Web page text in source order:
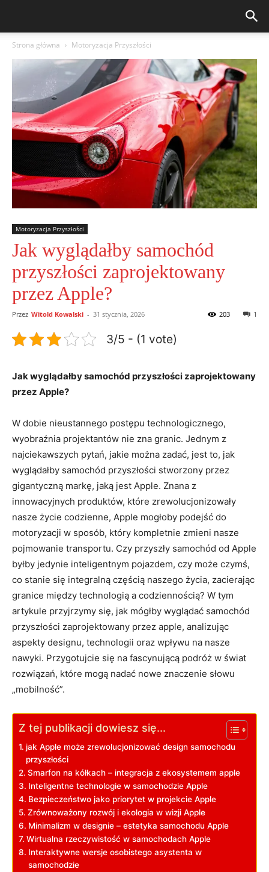
Strona główna Motoryzacja Przyszłości
Motoryzacja Przyszłości
Jak wyglądałby samochód
przyszłości zaprojektowany
przez Apple?
Przez Witold Kowalski - 31 stycznia, 2026 1
203
3/5 - (1 vote)
Jak wyglądałby samochód przyszłości zaprojektowany
przez Apple?
W dobie nieustannego postępu technologicznego,
wyobraźnia projektantów nie zna granic. Jednym z
najciekawszych pytań, jakie można zadać, jest to, jak
wyglądałby samochód przyszłości stworzony przez
gigantyczną markę, jaką jest Apple. Znana z
innowacyjnych produktów, które zrewolucjonizowały
nasze życie codzienne, Apple mogłoby podejść do
motoryzacji w sposób, który kompletnie zmieni nasze
pojmowanie transportu. Czy przyszły samochód od Apple
byłby jedynie inteligentnym pojazdem, czy może czymś,
co stanie się integralną częścią naszego życia, zacierając
granice między technologią a codziennością? W tym
artykule przyjrzymy się, jak mógłby wyglądać samochód
przyszłości zaprojektowany przez apple, analizując
aspekty designu, technologii oraz wpływu na nasze
nawyki. Przygotujcie się na fascynującą podróż w świat
rozwiązań, które mogą nadać nowe znaczenie słowu
„mobilność”.
Z tej publikacji dowiesz się...
jak Apple może zrewolucjonizować design samochodu
przyszłości
Smarfon na kółkach – integracja z ekosystemem apple
Inteligentne technologie w samochodzie Apple
Bezpieczeństwo jako priorytet w projekcie Apple
Zrównoważony rozwój i ekologia w wizji Apple
Minimalizm w designie – estetyka samochodu Apple
Wirtualna rzeczywistość w samochodach Apple
Interaktywne wersje osobistego asystenta w
samochodzie